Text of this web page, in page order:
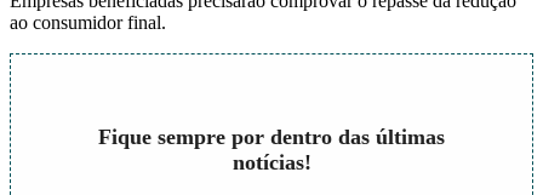
ao consumidor final.
Fique sempre por dentro das últimas
notícias!